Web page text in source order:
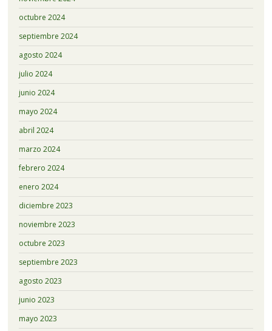
octubre 2024
septiembre 2024
agosto 2024
julio 2024
junio 2024
mayo 2024
abril 2024
marzo 2024
febrero 2024
enero 2024
diciembre 2023
noviembre 2023
octubre 2023
septiembre 2023
agosto 2023
junio 2023
mayo 2023